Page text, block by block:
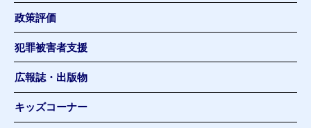
政策評価
犯罪被害者支援
広報誌・出版物
キッズコーナー